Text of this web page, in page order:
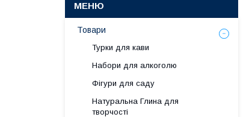
Товари
Турки для кави
Набори для алкоголю
Фігури для саду
Натуральна Глина для
творчості